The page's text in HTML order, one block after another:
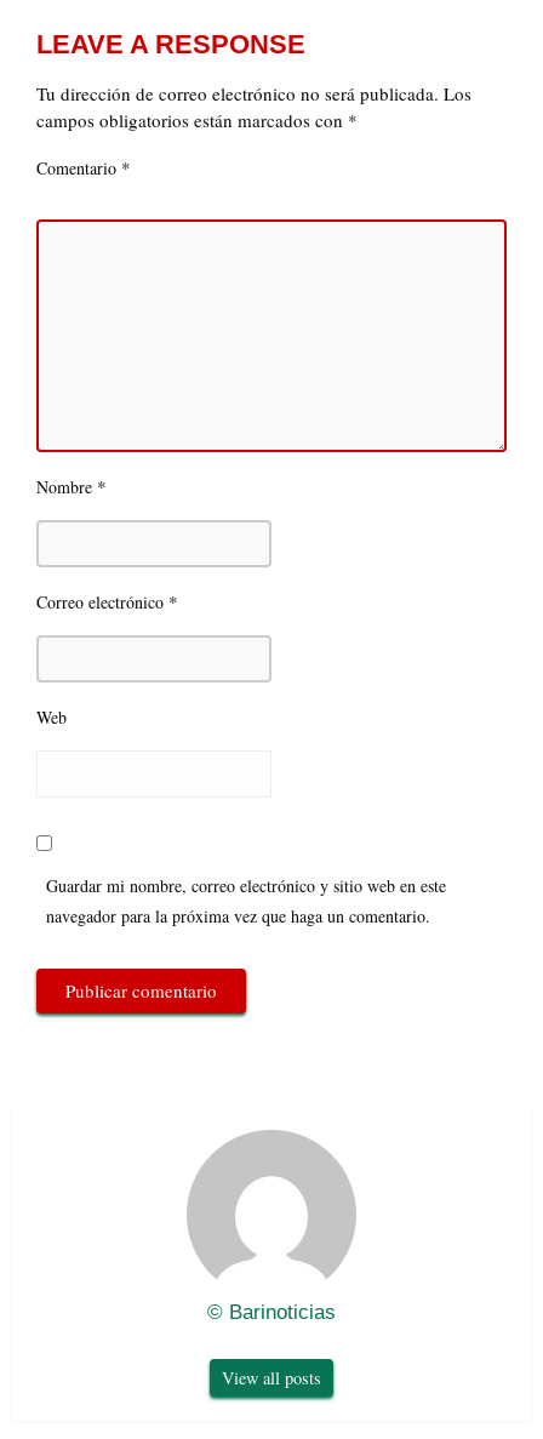
LEAVE A RESPONSE
Tu dirección de correo electrónico no será publicada. Los
campos obligatorios están marcados con *
Comentario *
Nombre *
Correo electrónico *
Web
Guardar mi nombre, correo electrónico y sitio web en este
navegador para la próxima vez que haga un comentario.
© Barinoticias
View all posts